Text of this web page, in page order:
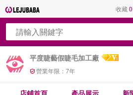
收藏0
平度睫藝假睫毛加工廠
營業年限： 7年
店鋪首頁 產品展示 新